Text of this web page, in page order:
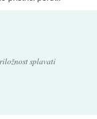
splavati